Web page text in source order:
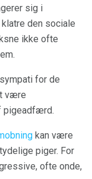
sig i
den sociale
ikke ofte
for de
være
pigeadfærd.
kan være
piger. For
ofte onde,